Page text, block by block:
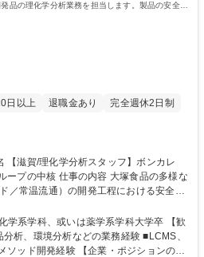
品の理化学分析業務を担当します。製品の安全性
、
日以上 退職金あり
完全週休2日制
大塚食品の多様な
／常温流通）の開発工程における安全性
開発品の理化学分析業務を担当します。
」として、 科学的根拠に基づ
ションです。 【お任せする業務】■栄養
、ビタミン、ミネラルなど）■機能性成
学系学科、或いは薬学系学科大学卒 【歓
析、環境分析などの業務経験 ■LCMS、
【企業・ポジションの魅